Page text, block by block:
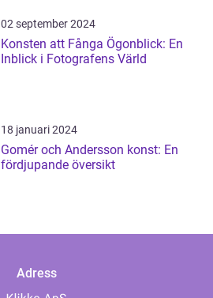
02 september 2024
Konsten att Fånga Ögonblick: En
Inblick i Fotografens Värld
18 januari 2024
Gomér och Andersson konst: En
fördjupande översikt
Adress